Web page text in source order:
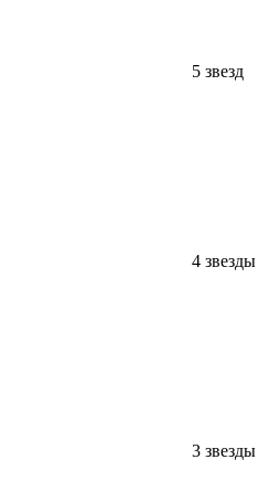
5 звезд
4 звезды
3 звезды